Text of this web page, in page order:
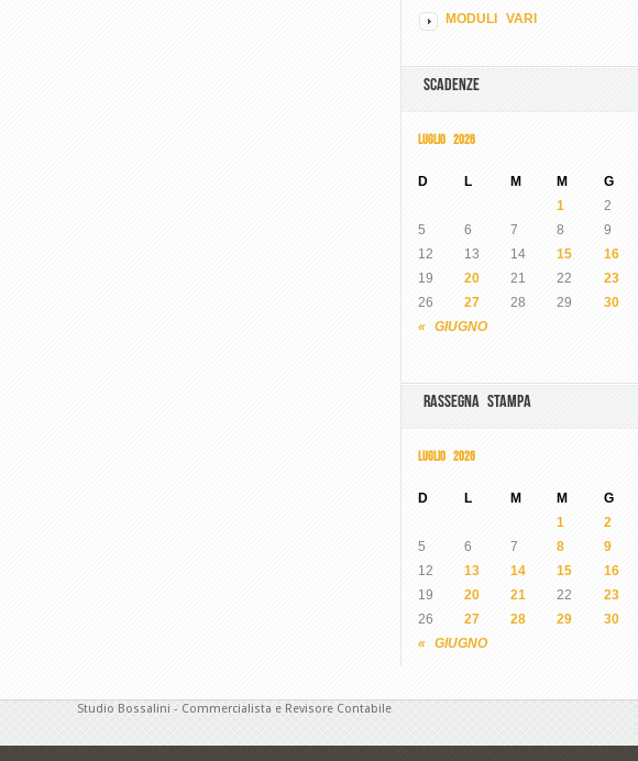
MODULI VARI
SCADENZE
LUGLIO 2026
D L M M G
« GIUGNO
1 2
5
6 7 8 9
12
13 14 15 16
19
20 21 22 23
26
27 28 29 30
RASSEGNA STAMPA
LUGLIO 2026
D L M M G
« GIUGNO
1 2
5
6 7 8 9
12
13 14 15 16
19
20 21 22 23
26
27 28 29 30
Studio Bossalini - Commercialista e Revisore Contabile